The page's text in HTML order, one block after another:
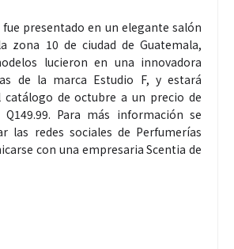
fue presentado en un elegante salón
zona 10 de ciudad de Guatemala,
lucieron en una innovadora
de la marca Estudio F, y estará
de octubre a un precio de
Para más información se
las redes sociales de Perfumerías
con una empresaria Scentia de